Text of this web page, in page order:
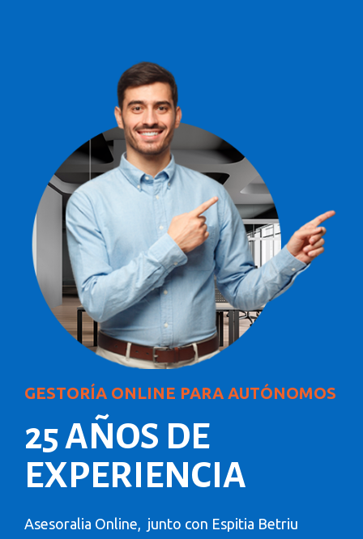
GESTORÍA ONLINE PARA AUTÓNOMOS
25 AÑOS DE
EXPERIENCIA
Asesoralia Online, junto con Espitia Betriu